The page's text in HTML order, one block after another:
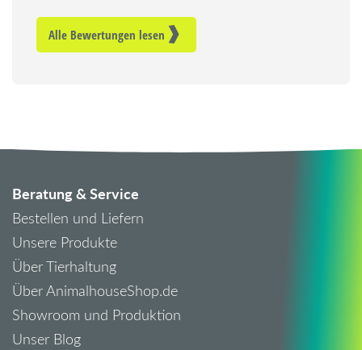
Alle Bewertungen lesen
Beratung & Service
Bestellen und Liefern
Unsere Produkte
Über Tierhaltung
Über AnimalhouseShop.de
Showroom und Produktion
Unser Blog